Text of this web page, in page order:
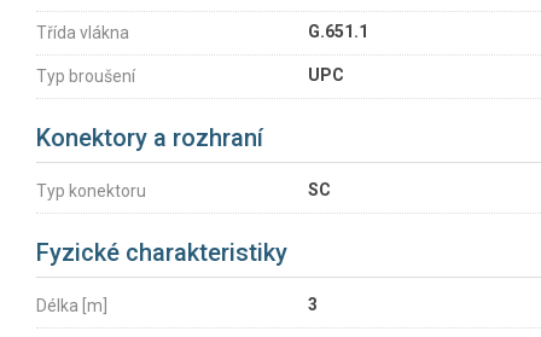
Třída vlákna G.651.1
Typ broušení UPC
Konektory a rozhraní
Typ konektoru SC
Fyzické charakteristiky
Délka [m] 3